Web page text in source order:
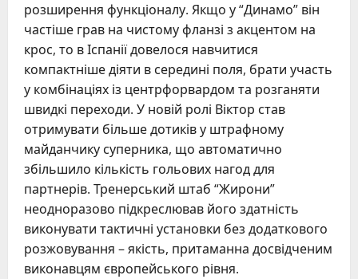
розширення функціоналу. Якщо у “Динамо” він
частіше грав на чистому фланзі з акцентом на
крос, то в Іспанії довелося навчитися
компактніше діяти в середині поля, брати участь
у комбінаціях із центрфорвардом та розганяти
швидкі переходи. У новій ролі Віктор став
отримувати більше дотиків у штрафному
майданчику суперника, що автоматично
збільшило кількість гольових нагод для
партнерів. Тренерський штаб “Жирони”
неодноразово підкреслював його здатність
виконувати тактичні установки без додаткового
розжовування – якість, притаманна досвідченим
виконавцям європейського рівня.